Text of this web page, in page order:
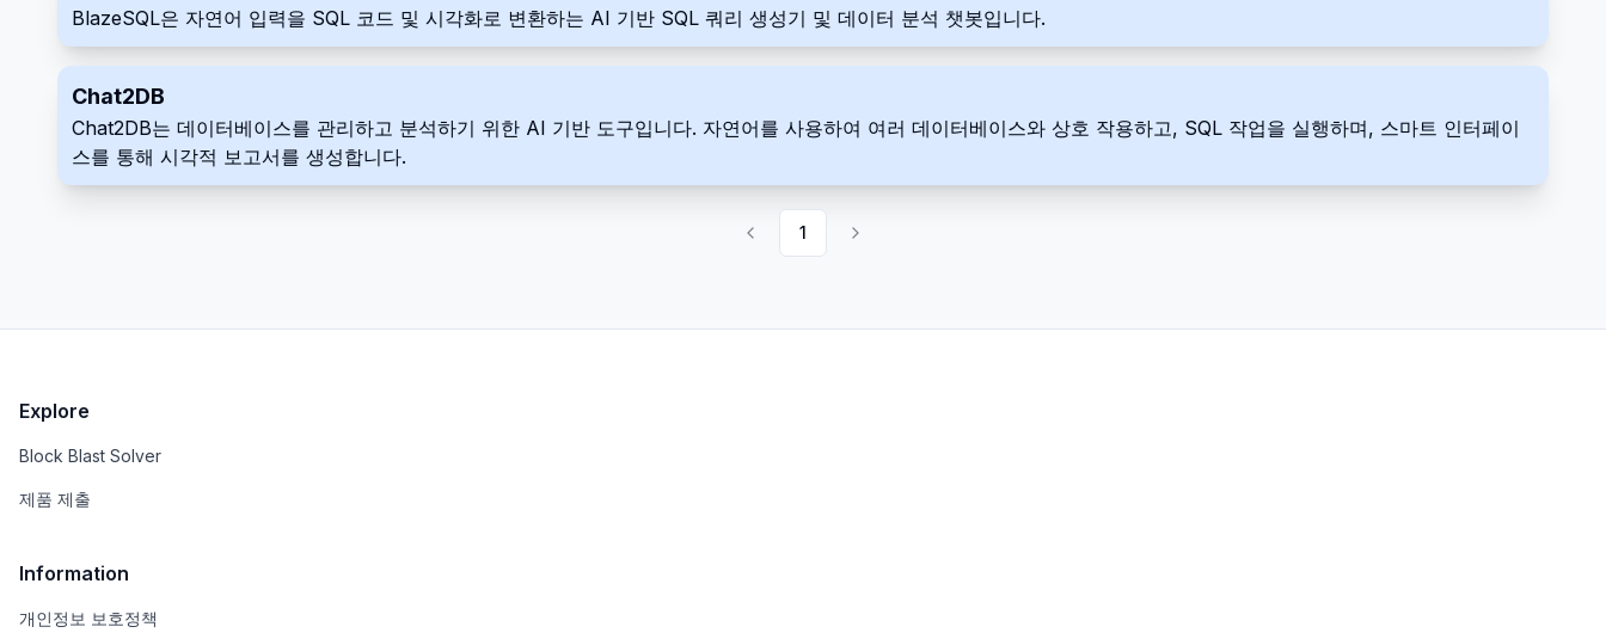
BlazeSQL은 자연어 입력을 SQL 코드 및 시각화로 변환하는 AI 기반 SQL 쿼리 생성기 및 데이터 분석 챗봇입니다.
Chat2DB
Chat2DB는 데이터베이스를 관리하고 분석하기 위한 AI 기반 도구입니다. 자연어를 사용하여 여러 데이터베이스와 상호 작용하고, SQL 작업을 실행하며, 스마트 인터페이
스를 통해 시각적 보고서를 생성합니다.
1
Explore
Block Blast Solver
제품 제출
Information
개인정보 보호정책